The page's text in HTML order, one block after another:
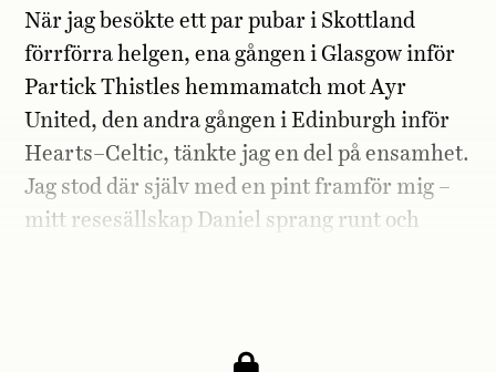
När jag besökte ett par pubar i Skottland
förrförra helgen, ena gången i Glasgow inför
Partick Thistles hemmamatch mot Ayr
United, den andra gången i Edinburgh inför
Hearts–Celtic, tänkte jag en del på ensamhet.
Jag stod där själv med en pint framför mig –
mitt resesällskap Daniel sprang runt och